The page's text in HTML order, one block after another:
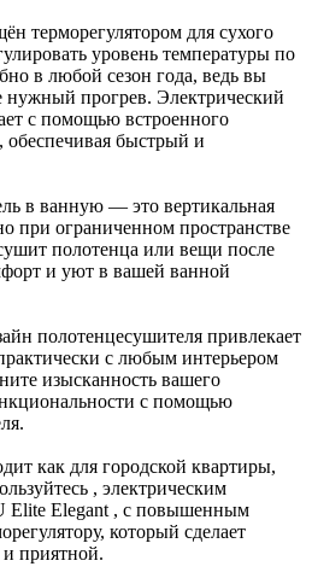
терморегулятором для сухого
уровень температуры по
в любой сезон года, ведь вы
нужный прогрев. Электрический
с помощью встроенного
обеспечивая быстрый и
в ванную — это вертикальная
при ограниченном пространстве
полотенца или вещи после
и уют в вашей ванной
полотенцесушителя привлекает
с любым интерьером
изысканность вашего
с помощью
как для городской квартиры,
, электрическим
Elite Elegant , с повышенным
который сделает
приятной.